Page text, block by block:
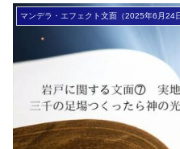
マンデラ・エフェクト文面（2025年6月24